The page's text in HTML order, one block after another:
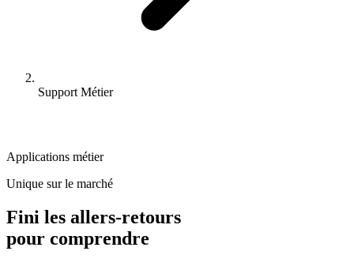
Support Métier
Applications métier
Unique sur le marché
Fini les allers-retours
pour comprendre